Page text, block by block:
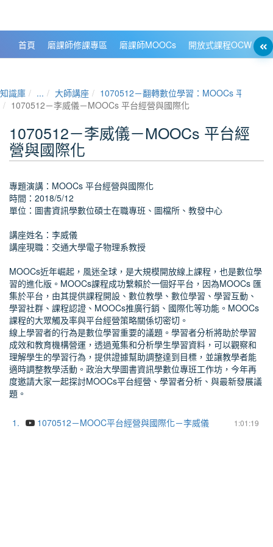
首頁 磨課師修課專區 磨課師MOOCs 開放式課程OCW
知識庫 ... 大師講座
1070512－翻轉數位學習：MOOCs 平台經
1070512－李威儀－MOOCs 平台經營與國際化
1070512－李威儀－MOOCs 平台經
營與國際化
專題演講：MOOCs 平台經營與國際化
時間：2018/5/12
單位：圖書資訊學數位碩士在職專班、圖檔所、教發中心
講座姓名：李威儀
講座現職：交通大學電子物理系教授
MOOCs近年崛起，風迷全球，是大規模開放線上課程，也是數位學
習的進化版。MOOCs課程成功繫賴於一個好平台，因為MOOCs 匯
集於平台，由其提供課程開設、數位教學、數位學習、學習互動、
學習社群、課程認證、MOOCs推廣行銷、國際化等功能。MOOCs
課程的大眾觸及率與平台經營策略關係切密切。
線上學習者的行為是數位學習重要的議題。學習者分析將助於學習
成效和教育機構營運，透過蒐集和分析學生學習資料，可以觀察和
理解學生的學習行為，提供證據幫助調整達到目標，並讓教學者能
適時調整教學活動。政治大學圖書資訊學數位專班工作坊，今年再
度邀請大家一起探討MOOCs平台經營、學習者分析、與最新發展議
題。
1. 1:01:19
1070512－MOOC平台經營與國際化－李威儀